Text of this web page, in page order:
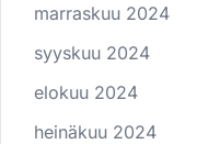
marraskuu 2024
syyskuu 2024
elokuu 2024
heinäkuu 2024